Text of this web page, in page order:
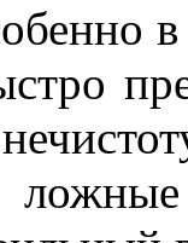
в